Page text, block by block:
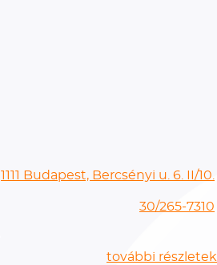
1111 Budapest, Bercsényi u. 6. II/10.
30/265-7310
további részletek